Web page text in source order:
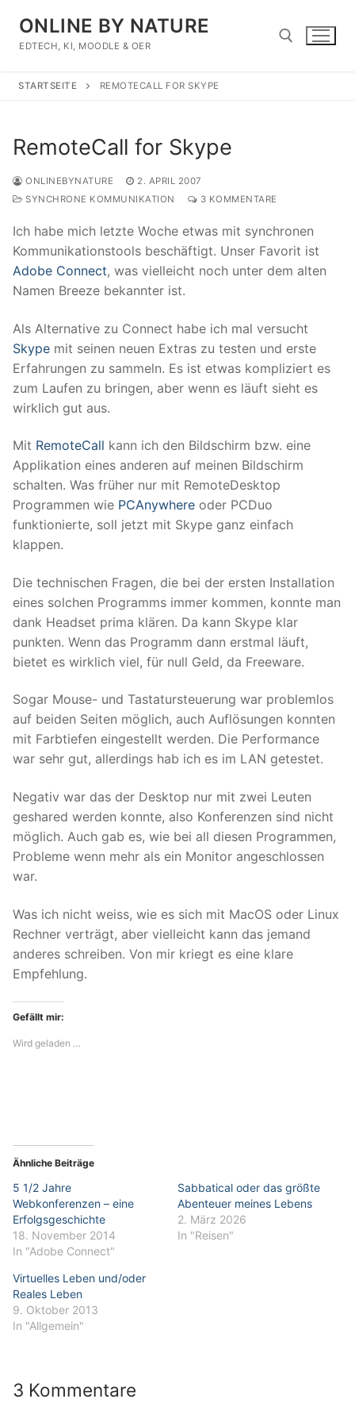
Inhalt
springen
ONLINE BY NATURE
EDTECH, KI, MOODLE & OER
STARTSEITE REMOTECALL FOR SKYPE
RemoteCall for Skype
ONLINEBYNATURE
2. APRIL 2007
SYNCHRONE KOMMUNIKATION
3 KOMMENTARE
Ich habe mich letzte Woche etwas mit synchronen
Kommunikationstools beschäftigt. Unser Favorit ist
Adobe Connect, was vielleicht noch unter dem alten
Namen Breeze bekannter ist.
Als Alternative zu Connect habe ich mal versucht
Skype mit seinen neuen Extras zu testen und erste
Erfahrungen zu sammeln. Es ist etwas kompliziert es
zum Laufen zu bringen, aber wenn es läuft sieht es
wirklich gut aus.
Mit RemoteCall kann ich den Bildschirm bzw. eine
Applikation eines anderen auf meinen Bildschirm
schalten. Was früher nur mit RemoteDesktop
Programmen wie PCAnywhere oder PCDuo
funktionierte, soll jetzt mit Skype ganz einfach
klappen.
Die technischen Fragen, die bei der ersten Installation
eines solchen Programms immer kommen, konnte man
dank Headset prima klären. Da kann Skype klar
punkten. Wenn das Programm dann erstmal läuft,
bietet es wirklich viel, für null Geld, da Freeware.
Sogar Mouse- und Tastatursteuerung war problemlos
auf beiden Seiten möglich, auch Auflösungen konnten
mit Farbtiefen eingestellt werden. Die Performance
war sehr gut, allerdings hab ich es im LAN getestet.
Negativ war das der Desktop nur mit zwei Leuten
geshared werden konnte, also Konferenzen sind nicht
möglich. Auch gab es, wie bei all diesen Programmen,
Probleme wenn mehr als ein Monitor angeschlossen
war.
Was ich nicht weiss, wie es sich mit MacOS oder Linux
Rechner verträgt, aber vielleicht kann das jemand
anderes schreiben. Von mir kriegt es eine klare
Empfehlung.
Gefällt mir:
Wird geladen …
Ähnliche Beiträge
5 1/2 Jahre
Webkonferenzen – eine
Erfolgsgeschichte
18. November 2014
In "Adobe Connect"
Sabbatical oder das größte
Abenteuer meines Lebens
2. März 2026
In "Reisen"
Virtuelles Leben und/oder
Reales Leben
9. Oktober 2013
In "Allgemein"
3 Kommentare